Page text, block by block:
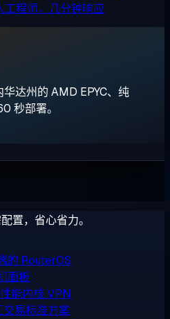
工程师，几分钟响应
达州的 AMD EPYC、纯
秒部署。
置，省心省力。
的 RouterOS
面板
能内核 VPN
交易标准方案